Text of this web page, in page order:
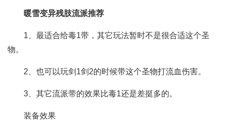
暖雪变异残肢流派推荐
1、最适合给毒1带，其它玩法暂时不是很合适这个圣
物。
2、也可以玩剑1剑2的时候带这个圣物打流血伤害。
3、其它流派带的效果比毒1还是差挺多的。
装备效果